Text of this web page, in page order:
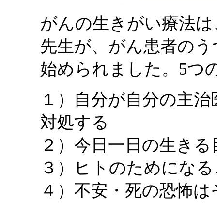
がんの生きがい療法
先生が、がん患者の
始められました。5つ
１）自分が自分の主
対処する
２）今日一日の生き
３）ヒトのためにな
４）不安・死の恐怖